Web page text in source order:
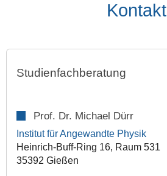
Kontakt
Studienfachberatung
Prof. Dr. Michael Dürr
Institut für Angewandte Physik
Heinrich-Buff-Ring 16, Raum 531
35392 Gießen